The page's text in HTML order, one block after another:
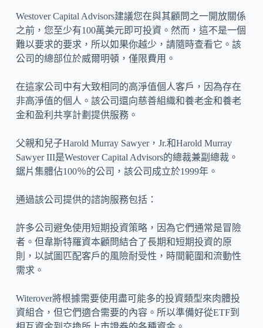
Westover Capital Advisors建議您在與其顧問之一開放關係
之前，您至少有100萬美元即可投資。然而，這不是一個
難以要求的要求，所以如果你越少，請隨時查看它。該
公司的總部位於威爾明頓，僅限費用。
在這家公司中有大致相同的高淨值個人客戶，因為存在
非高淨值的個人。該公司還向慈善組織和養老金和養老
金和盈利共享計劃提供服務。
父親和兒子Harold Murray Sawyer，Jr.和Harold Murray
Sawyer III是Westover Capital Advisors的總裁兼副總裁。
鋸片集體佔100％的公司，該公司成立於1999年。
通過該公司提供的諮詢服務包括：
許多公司避免使用短期投資策略，因為它們通常是冒險
者。但韋斯特羅資本顧問結合了長期和短期投資的原
則，以試圖匹配客戶的風險耐受性，時間範圍和流動性
需求。
Witerover將根據需要使用盡可能多的投資類型來肉體投
資組合，但它們適合需要的內容。所以準備好從ETF到